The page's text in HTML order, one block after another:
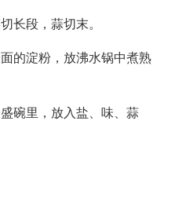
长段，蒜切末。
的淀粉，放沸水锅中煮熟
碗里，放入盐、味、蒜